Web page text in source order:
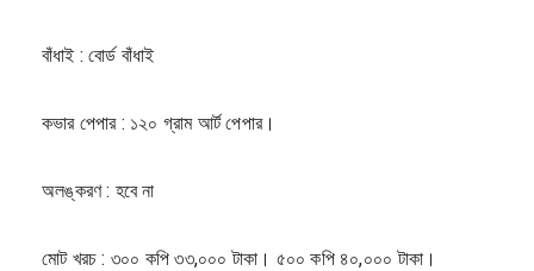
বাঁধাই : বোর্ড বাঁধাই
কভার পেপার : ১২০ গ্রাম আর্ট পেপার।
অলঙ্করণ : হবে না
মোট খরচ : ৩০০ কপি ৩৩,০০০ টাকা। ৫০০ কপি ৪০,০০০ টাকা।